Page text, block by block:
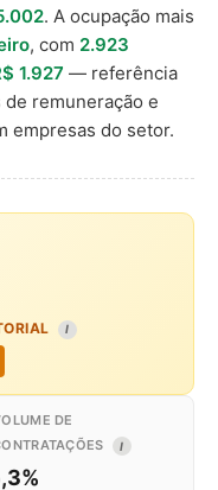
. A ocupação mais
, com 2.923
1.927 — referência
remuneração e
empresas do setor.
I
DE
I